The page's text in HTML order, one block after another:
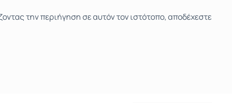
την περιήγηση σε αυτόν τον ιστότοπο, αποδέχεστε